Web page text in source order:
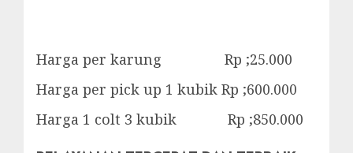
Harga per karung Rp ;25.000
Harga per pick up 1 kubik Rp ;600.000
Harga 1 colt 3 kubik Rp ;850.000